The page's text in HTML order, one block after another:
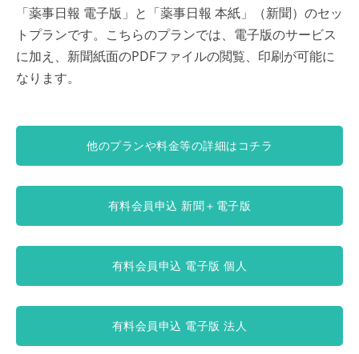
「薬事日報 電子版」と「薬事日報 本紙」（新聞）のセッ
トプランです。こちらのプランでは、電子版のサービス
に加え、新聞紙面のPDFファイルの閲覧、印刷が可能に
なります。
他のプランや料金等の詳細はコチラ
有料会員申込 新聞＋電子版
有料会員申込 電子版 個人
有料会員申込 電子版 法人